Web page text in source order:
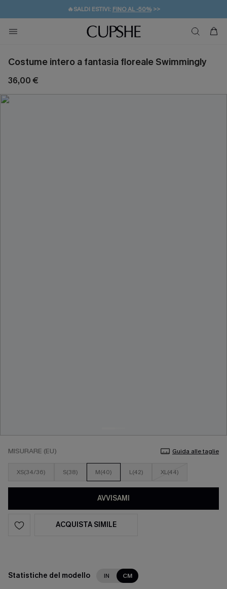
🔥SALDI ESTIVI: FINO AL -50%>>
🚚SPEDIZIONE GRATUITA DA 49€
💌REGALO PER I NUOVI: 20% DI SCONTO*
Costume intero a fantasia floreale Swimmingly
36,00 €
MISURARE (EU) Guida alle taglie
XS(34/36) S(38) M(40) L(42) XL(44)
AVVISAMI
ACQUISTA SIMILE
Statistiche del modello IN CM